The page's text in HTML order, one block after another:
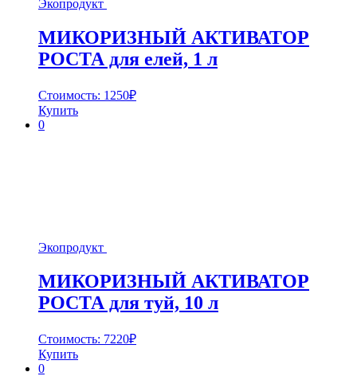
Экопродукт
МИКОРИЗНЫЙ АКТИВАТОР
РОСТА для елей, 1 л
Стоимость: 1250₽
Купить
0
Экопродукт
МИКОРИЗНЫЙ АКТИВАТОР
РОСТА для туй, 10 л
Стоимость: 7220₽
Купить
0